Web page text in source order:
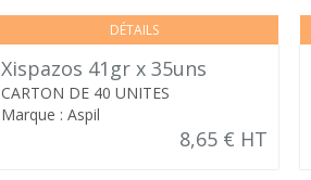
DÉTAILS
Xispazos 41gr x 35uns
CARTON DE 40 UNITES
Marque : Aspil
8,65 € HT